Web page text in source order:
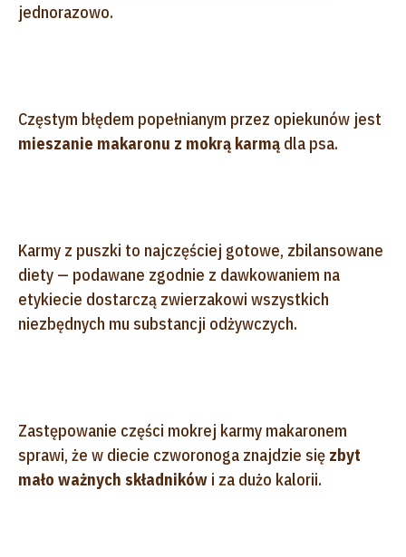
jednorazowo.
Częstym błędem popełnianym przez opiekunów jest
mieszanie makaronu z mokrą karmą dla psa.
Karmy z puszki to najczęściej gotowe, zbilansowane
diety — podawane zgodnie z dawkowaniem na
etykiecie dostarczą zwierzakowi wszystkich
niezbędnych mu substancji odżywczych.
Zastępowanie części mokrej karmy makaronem
sprawi, że w diecie czworonoga znajdzie się zbyt
mało ważnych składników i za dużo kalorii.